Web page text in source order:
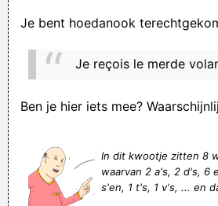
Gerrit Klugtervogt maakte,
Racing Genk heeft haar lot
nog altijd hopen dat Club Brugge
Om zeker te zijn dat ik genoeg
Je bent hoedanook
Je reçois le merde
Ben je hier iets mee?
In dit kwootje zitten 8
waarvan 2 a's, 2 d's, 6
s'en, 1 t's, 1 v's, ... en